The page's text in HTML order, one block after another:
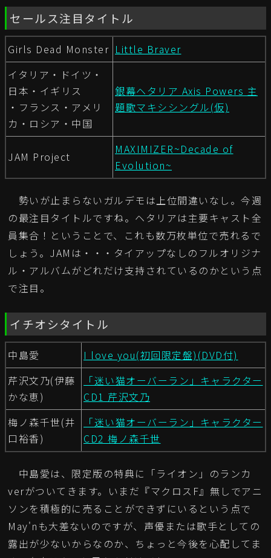
セールス注目タイトル
Girls Dead Monster Little Braver
イタリア・ドイツ・
日本・イギリス
・フランス・アメリ
カ・ロシア・中国
銀幕ヘタリア Axis Powers 主
題歌マキシシングル(仮)
JAM Project
MAXIMIZER~Decade of
Evolution~
勢いが止まらないガルデモは上位間違いなし。今週
の最注目タイトルですね。ヘタリアは主要キャスト全
員集合！ということで、これも数万枚単位で売れるで
しょう。JAMは・・・タイアップなしのフルオリジナ
ル・アルバムがどれだけ支持されているのかという点
で注目。
イチオシタイトル
中島愛
I love you(初回限定盤)(DVD付)
芹沢文乃(伊藤
かな恵)
「迷い猫オーバーラン」キャラクター
CD1 芹沢文乃
梅ノ森千世(井
口裕香)
「迷い猫オーバーラン」キャラクター
CD2 梅ノ森千世
中島愛は、限定版の特典に「ライオン」のランカ
verがついてきます。いまだ『マクロスF』無しでアニ
ソンを積極的に売ることができずにいるという点で
May'nも大差ないのですが、声優または歌手としての
露出が少ないからなのか、ちょっと今後を心配してま